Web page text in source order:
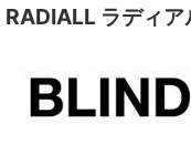
RADIALL ラディア